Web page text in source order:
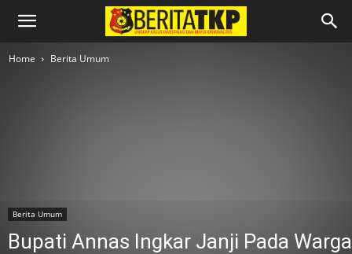
Home Berita Umum
Berita Umum
Bupati Annas Ingkar Janji Pada Warga